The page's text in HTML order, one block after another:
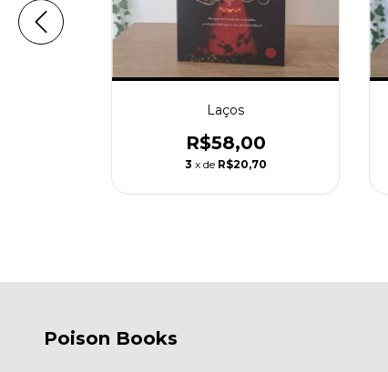
Laços
R$58,00
3 x de R$20,70
Poison Books